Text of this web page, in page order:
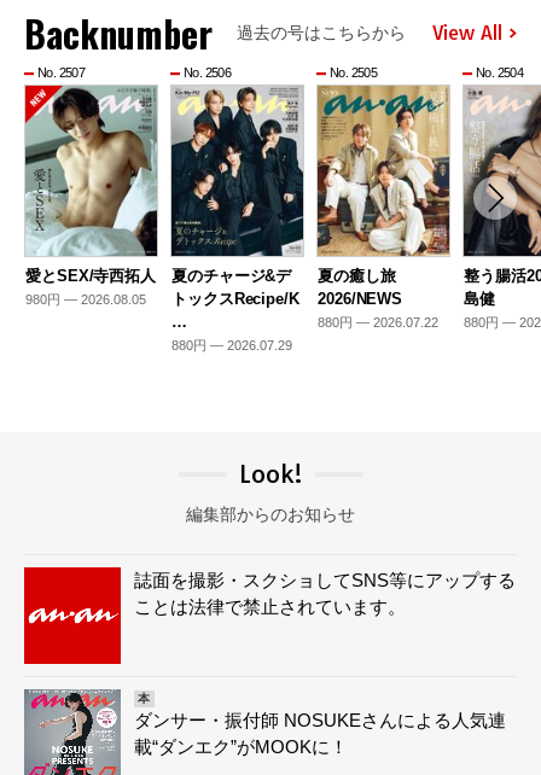
Backnumber 過去の号はこちらから View All
No. 2507
愛とSEX/寺西拓人
980円 — 2026.08.05
No. 2506
夏のチャージ&デ
トックスRecipe/K
…
880円 — 2026.07.29
No. 2505
夏の癒し旅
2026/NEWS
880円 — 2026.07.22
No. 2504
整う腸活
島健
880円 —
Look!
編集部からのお知らせ
誌面を撮影・スクショしてSNS等にアップする
ことは法律で禁止されています。
本
ダンサー・振付師 NOSUKEさんによる人気連
載“ダンエク”がMOOKに！